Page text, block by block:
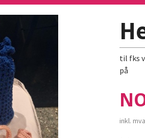
til fks
på
inkl.